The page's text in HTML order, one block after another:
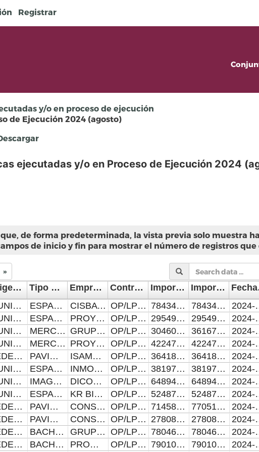
Registrar
y/o en proceso de ejecución
de Ejecución 2024 (agosto)
ejecutadas y/o en Proceso de Ejecución 2024
de forma predeterminada, la vista previa solo muestra
de inicio y fin para mostrar el número de registros que
»
Origen del Recurso Tipo de Infraestructura Empresa Constructora Contrato Importe del Contrato(en pesos) Importe Modificado (en pesos)
MUNICIPAL ESPACIOS PÚBLICOS CISBA ACABADOS Y REMODELACIONES, S.A. DE C.V. OP/LP002/SMIMP-2024-26353 7843491.58 7843491.58
MUNICIPAL ESPACIOS EDUCATIVOS PROYECTOS Y SERVICIOS CONSTRUCTIVOS, S.A. DE C.V. OP/LP003/SMIMP-2024-26354 2954946.69 2954946.69
MUNICIPAL MERCADOS PÚBLICOS GRUPO FAGYD, S.A. DE C.V. OP/LP004/SMIMP-2024-26355 3046015.26 3616792.39
MUNICIPAL MERCADOS PÚBLICOS PROYECTOS Y SERVICIOS CONSTRUCTIVOS, S.A. DE C.V. OP/LP005/SMIMP-2024-26356 4224750.66 4224750.66
FEDERAL PAVIMENTACIÓN ISAMAR MONTES AGUILAR OP/LP010/SMIMP-2024-26357 3641882.74 3641882.74
MUNICIPAL ESPACIOS PÚBLICOS INMOBILIARIA CASTITAS, S.A. DE C.V. OP/LP011/SMIMP-2024-26358 38197766.03 38197766.03
MUNICIPAL IMAGEN URBANA DICOVIT, S.A. DE C.V. OP/LP007/SMIMP-2024-26359 6489434.48 6489434.48
MUNICIPAL ESPACIOS PÚBLICOS KR BIENES RAÍCES CONSULTORÍA INMOBILIARIA Y CONSTRUCCIONES, S.A. DE C.V. OP/LP008/SMIMP-2024-26360 5248748.47 5248748.47
FEDERAL PAVIMENTACIÓN CONSTRUCCIONES Y OPERACIONES DEL CARIBE GRACSA, S.A. DE C.V. OP/LP009/SMIMP-2024-26361 7145805.61 7705131.76
FEDERAL PAVIMENTACIÓN CONSTRUCCIONES Y OPERACIONES DEL CARIBE GRACSA, S.A. DE C.V. OP/LP012/SMIMP-2024-26362 27808624.55 27808624.55
FEDERAL BACHEO GRUPO HERBRICH DE MÉXICO, S.A. DE C.V. OP/LP016/SMIMP-2024-26363 7804687.57 7804687.57
FEDERAL BACHEO PROMOTORA Y CONSTRUCTORA FRAXA, S.A. DE C.V. OP/LP015/SMIMP-2024-26364 7901043.67 7901043.67